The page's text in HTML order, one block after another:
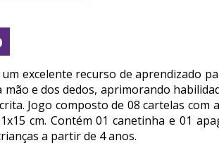
excelente recurso de aprendizado
mão e dos dedos, aprimorando
Jogo composto de 08 cartelas
cm. Contém 01 canetinha e 01
a partir de 4 anos.